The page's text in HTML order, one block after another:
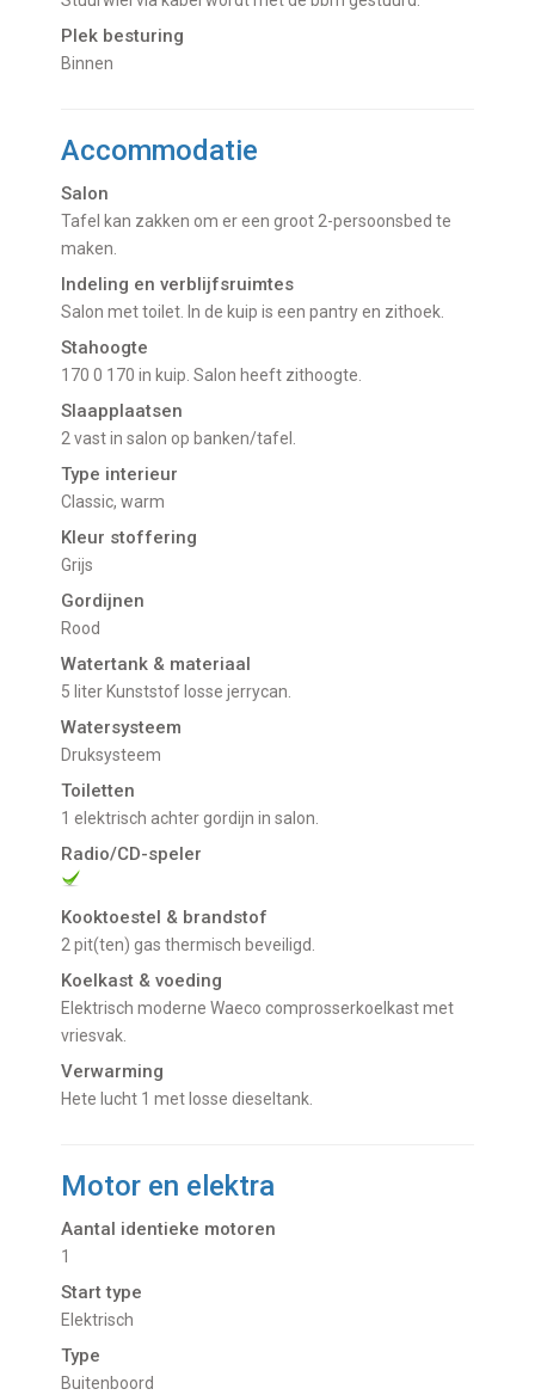
Plek besturing
Binnen
Accommodatie
Salon
tafel kan zakken om er een groot 2-persoonsbed te
maken.
Indeling en verblijfsruimtes
salon met toilet. In de kuip is een pantry en zithoek.
Stahoogte
170 0 170 in kuip. Salon heeft zithoogte.
Slaapplaatsen
2 vast in salon op banken/tafel.
Type interieur
Classic, warm
Kleur stoffering
Grijs
Gordijnen
Rood
Watertank & materiaal
5 liter Kunststof losse jerrycan.
Watersysteem
Druksysteem
Toiletten
1 elektrisch achter gordijn in salon.
Radio/CD-speler
Kooktoestel & brandstof
2 pit(ten) gas thermisch beveiligd.
Koelkast & voeding
Elektrisch moderne Waeco comprosserkoelkast met
vriesvak.
Verwarming
Hete lucht 1 met losse dieseltank.
Motor en elektra
Aantal identieke motoren
1
Start type
Elektrisch
Type
Buitenboord